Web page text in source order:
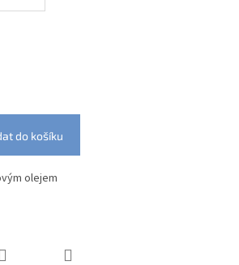
do košíku
olejem